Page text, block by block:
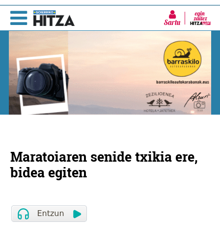
Sartu
Maratoiaren senide txikia ere,
bidea egiten